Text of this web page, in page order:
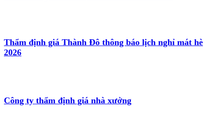
Thẩm định giá Thành Đô thông báo lịch nghỉ mát hè
2026
Công ty thẩm định giá nhà xưởng